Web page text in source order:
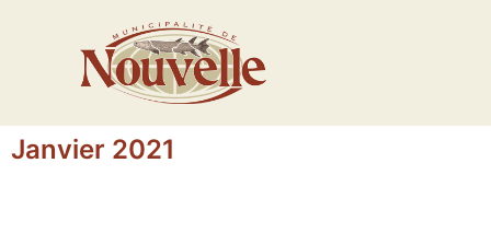
Janvier 2021